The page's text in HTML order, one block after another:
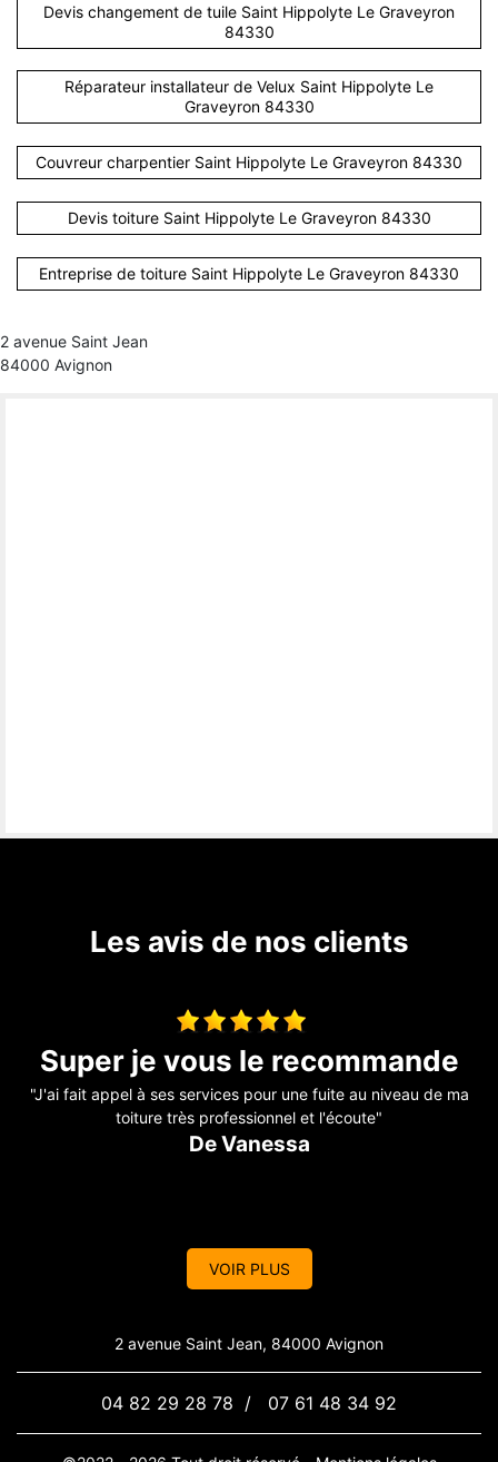
Devis changement de tuile Saint Hippolyte Le Graveyron
84330
Réparateur installateur de Velux Saint Hippolyte Le
Graveyron 84330
Couvreur charpentier Saint Hippolyte Le Graveyron 84330
Devis toiture Saint Hippolyte Le Graveyron 84330
Entreprise de toiture Saint Hippolyte Le Graveyron 84330
2 avenue Saint Jean
84000 Avignon
Les avis de nos clients
Construction d’un appenti
"Travail parfaitement réalisé, travail soigneux, et conforme à la
demande, ponctuel, travail propre et travailleurs sympathiques
et efficaces je recommande "
VOIR PLUS
2 avenue Saint Jean, 84000 Avignon
04 82 29 28 78 / 07 61 48 34 92